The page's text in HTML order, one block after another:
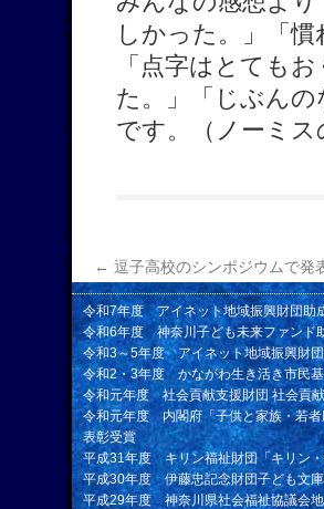
しかった。」「
「点字はとても
た。」「じぶん
です。（ノーミス
← 逗子高校のシンポジウムで発
令和7年度 アイネット地域振興財団助
令和6年度 神奈川子ども未来ファンド
令和3～5年度 アイネット地域振興財
令和2・3年度 かながわ生き活き市民
令和元年度 社会貢献支援財団 社会貢
令和元年度 内閣府「子供と家族・若
表彰受賞
平成31年度 キリン福祉財団「キリン
平成30年度 伊藤忠記念財団子ども文
平成29年度 神奈川県社会福祉協議会